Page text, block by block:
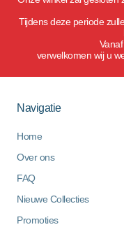
Tijdens deze periode
verwelkomen wij u
Navigatie
Home
Over ons
FAQ
Nieuwe Collecties
Promoties